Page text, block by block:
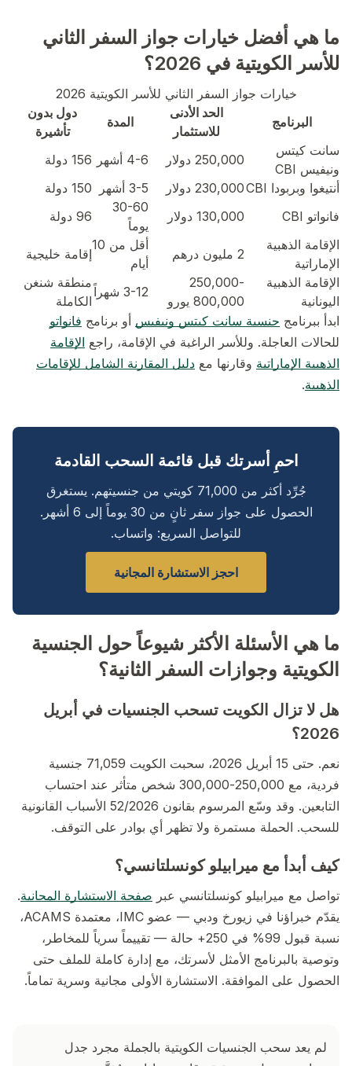
ما هي أفضل خيارات جواز السفر الثاني
للأسر الكويتية في 2026؟
خيارات جواز السفر الثاني للأسر الكويتية 2026
البرنامج
الحد الأدنى
للاستثمار
المدة
دول بدون
تأشيرة
سانت كيتس
ونيفيس CBI
250,000 دولار 4-6 أشهر
156 دولة
أنتيغوا وبربودا CBI
230,000 دولار 3-5 أشهر
150 دولة
فانواتو CBI
130,000 دولار
30-60
يوماً
96 دولة
الإقامة الذهبية
الإماراتية
2 مليون درهم
أقل من 10
أيام
إقامة خليجية
الإقامة الذهبية
اليونانية
250,000-
800,000 يورو
3-12 شهراً
منطقة شنغن
الكاملة
ابدأ ببرنامج جنسية سانت كيتس ونيفيس أو برنامج فانواتو
للحالات العاجلة. وللأسر الراغبة في الإقامة، راجع الإقامة
الذهبية الإماراتية وقارنها مع دليل المقارنة الشامل للإقامات
الذهبية.
احمِ أسرتك قبل قائمة السحب القادمة
جُرِّد أكثر من 71,000 كويتي من جنسيتهم. يستغرق
الحصول على جواز سفر ثانٍ من 30 يوماً إلى 6 أشهر.
للتواصل السريع: واتساب.
احجز الاستشارة المجانية
ما هي الأسئلة الأكثر شيوعاً حول الجنسية
الكويتية وجوازات السفر الثانية؟
هل لا تزال الكويت تسحب الجنسيات في أبريل
2026؟
نعم. حتى 15 أبريل 2026، سحبت الكويت 71,059 جنسية
فردية، مع 250,000-300,000 شخص متأثر عند احتساب
التابعين. وقد وسّع المرسوم بقانون 52/2026 الأسباب القانونية
للسحب. الحملة مستمرة ولا تظهر أي بوادر على التوقف.
كيف أبدأ مع ميرابيلو كونسلتانسي؟
تواصل مع ميرابيلو كونسلتانسي عبر صفحة الاستشارة المجانية.
يقدّم خبراؤنا في زيورخ ودبي — عضو IMC، معتمدة ACAMS،
نسبة قبول 99% في 250+ حالة — تقييماً سرياً للمخاطر،
وتوصية بالبرنامج الأمثل لأسرتك، مع إدارة كاملة للملف حتى
الحصول على الموافقة. الاستشارة الأولى مجانية وسرية تماماً.
لم يعد سحب الجنسيات الكويتية بالجملة مجرد جدل